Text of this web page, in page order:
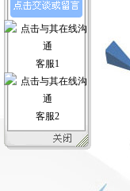
客服1
客服2